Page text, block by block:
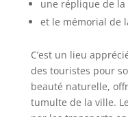
une réplique de la
et le mémorial de
C’est un lieu
des touristes pour
beauté naturelle,
tumulte de la ville.